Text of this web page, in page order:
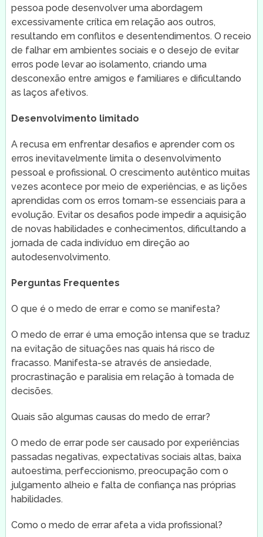
pessoa pode desenvolver uma abordagem
excessivamente crítica em relação aos outros,
resultando em conflitos e desentendimentos. O receio
de falhar em ambientes sociais e o desejo de evitar
erros pode levar ao isolamento, criando uma
desconexão entre amigos e familiares e dificultando
as laços afetivos.
Desenvolvimento limitado
A recusa em enfrentar desafios e aprender com os
erros inevitavelmente limita o desenvolvimento
pessoal e profissional. O crescimento autêntico muitas
vezes acontece por meio de experiências, e as lições
aprendidas com os erros tornam-se essenciais para a
evolução. Evitar os desafios pode impedir a aquisição
de novas habilidades e conhecimentos, dificultando a
jornada de cada indivíduo em direção ao
autodesenvolvimento.
Perguntas Frequentes
O que é o medo de errar e como se manifesta?
O medo de errar é uma emoção intensa que se traduz
na evitação de situações nas quais há risco de
fracasso. Manifesta-se através de ansiedade,
procrastinação e paralisia em relação à tomada de
decisões.
Quais são algumas causas do medo de errar?
O medo de errar pode ser causado por experiências
passadas negativas, expectativas sociais altas, baixa
autoestima, perfeccionismo, preocupação com o
julgamento alheio e falta de confiança nas próprias
habilidades.
Como o medo de errar afeta a vida profissional?